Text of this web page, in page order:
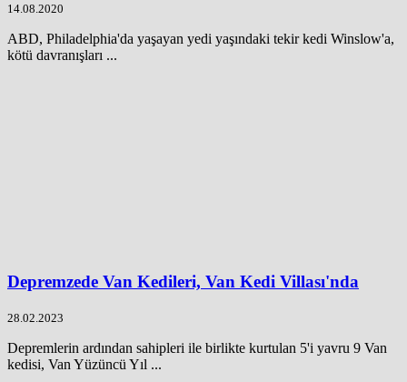
14.08.2020
ABD, Philadelphia'da yaşayan yedi yaşındaki tekir kedi Winslow'a,
kötü davranışları ...
Depremzede Van Kedileri, Van Kedi Villası'nda
28.02.2023
Depremlerin ardından sahipleri ile birlikte kurtulan 5'i yavru 9 Van
kedisi, Van Yüzüncü Yıl ...